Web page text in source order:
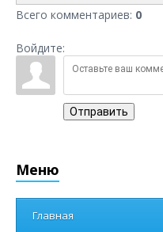
Всего комментариев: 0
Войдите:
Отправить
Меню
Главная